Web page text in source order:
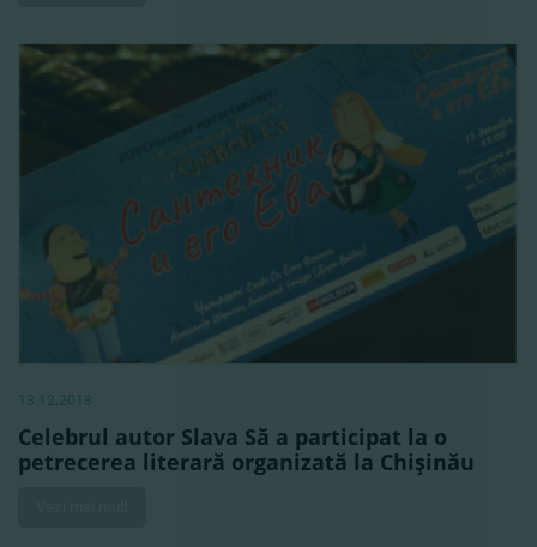
13.12.2018
Celebrul autor Slava Să a participat la o
petrecerea literară organizată la Chişinău